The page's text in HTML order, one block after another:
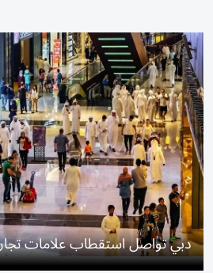
دبي تواصل استقطاب علامات